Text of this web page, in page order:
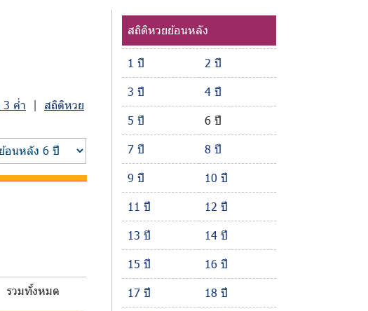
ค่ำ | สถิติหวย
รวมทั้งหมด
สถิติหวยย้อนหลัง
1 ปี
2 ปี
3 ปี
4 ปี
5 ปี
6 ปี
7 ปี
8 ปี
9 ปี
10 ปี
11 ปี
12 ปี
13 ปี
14 ปี
15 ปี
16 ปี
17 ปี
18 ปี